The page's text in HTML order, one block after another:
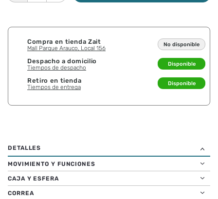
Compra en tienda Zait
Mall Parque Arauco, Local 156
No disponible
Despacho a domicilio
Tiempos de despacho
Disponible
Retiro en tienda
Tiempos de entrega
Disponible
MOVIMIENTO Y FUNCIONES
CAJA Y ESFERA
CORREA